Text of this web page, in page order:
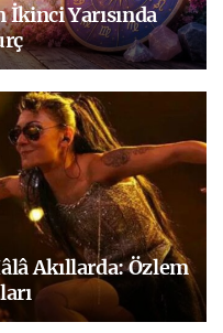
İkinci Yarısında
Akıllarda: Özlem